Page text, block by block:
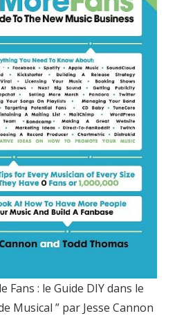
Fans : le Guide DIY dans le
Musical ” par Jesse Cannon